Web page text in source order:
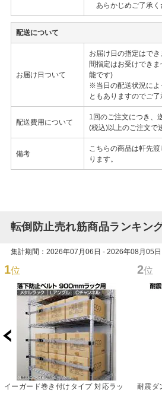
あらかじめご了承く
配送について
お届け日ついて
お届け日の指定はで
間指定はお受けでき
能です)
※当日の配送状況によ
ともありますのでご了
配送費用について
1回のご注文につき、
(税込)以上のご注文で
備考
こちらの商品は軒先
ります。
転倒防止売れ筋商品ランキン
集計期間：2026年07月06日 - 2026年08月05日
1位
イーガード巻き付けタイプ 対応ラッ
2位
耐震ダ